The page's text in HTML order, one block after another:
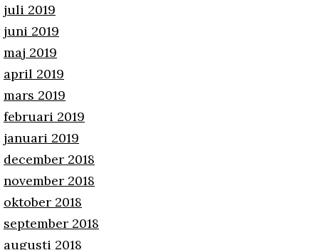
juli 2019
juni 2019
maj 2019
april 2019
mars 2019
februari 2019
januari 2019
december 2018
november 2018
oktober 2018
september 2018
augusti 2018